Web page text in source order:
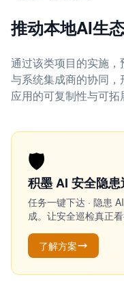
推动本地AI生
通过该类项目的实施
与系统集成商的协同
应用的可复制性与可拓
🛡️
积墨 AI 安全隐
任务一键下达 · 隐患
成。让安全巡检真正
了解方案